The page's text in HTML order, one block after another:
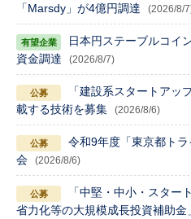
「Marsdy」が4億円調達
(2026/8/
日本円ステーブルコイ
資金調達
(2026/8/7)
「建設系スタートアッ
載する技術を募集
(2026/8/6)
令和9年度「東京都ト
会
(2026/8/6)
「中堅・中小・スター
省力化等の大規模成長投資補助金」